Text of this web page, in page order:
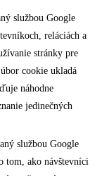
službou Google
reláciách a
stránky pre
cookie ukladá
náhodne
jedinečných
službou Google
tom, ako návštevníci